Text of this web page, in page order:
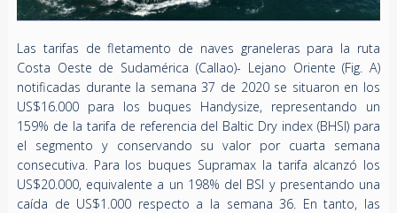
Las tarifas de fletamento de naves graneleras para la ruta
Costa Oeste de Sudamérica (Callao)- Lejano Oriente (Fig. A)
notificadas durante la semana 37 de 2020 se situaron en los
US$16.000 para los buques Handysize, representando un
159% de la tarifa de referencia del Baltic Dry index (BHSI) para
el segmento y conservando su valor por cuarta semana
consecutiva. Para los buques Supramax la tarifa alcanzó los
US$20.000, equivalente a un 198% del BSI y presentando una
caída de US$1.000 respecto a la semana 36. En tanto, las